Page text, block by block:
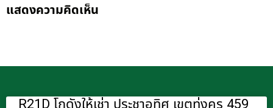
แสดงความคิดเห็น